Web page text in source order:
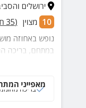
ירושלים
10 מצוין (
35
נופש באחוזה
במתחם, בריכה
בקרבת מקום,
מאפייני
בריכה